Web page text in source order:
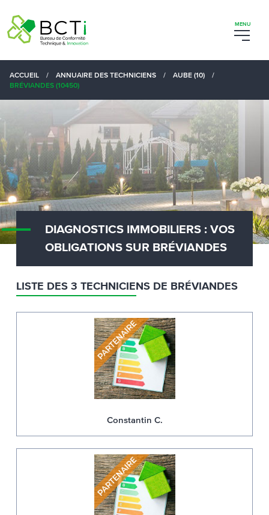
ACCUEIL / ANNUAIRE DES TECHNICIENS / AUBE (10)
/
BRÉVIANDES (10450)
DIAGNOSTICS IMMOBILIERS : VOS
OBLIGATIONS SUR BRÉVIANDES
LISTE DES 3 TECHNICIENS DE BRÉVIANDES
Constantin C.